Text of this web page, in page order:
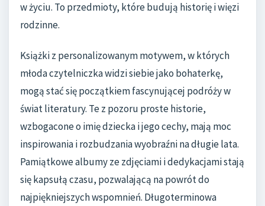
w życiu. To przedmioty, które budują historię i więzi
rodzinne.
Książki z personalizowanym motywem, w których
młoda czytelniczka widzi siebie jako bohaterkę,
mogą stać się początkiem fascynującej podróży w
świat literatury. Te z pozoru proste historie,
wzbogacone o imię dziecka i jego cechy, mają moc
inspirowania i rozbudzania wyobraźni na długie lata.
Pamiątkowe albumy ze zdjęciami i dedykacjami stają
się kapsułą czasu, pozwalającą na powrót do
najpiękniejszych wspomnień. Długoterminowa